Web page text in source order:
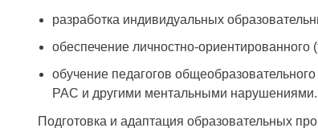
разработка индивидуальных
обеспечение личностно-ориентированного
обучение педагогов
РАС и другими ментальными нарушениями.
Подготовка и адаптация образовательных